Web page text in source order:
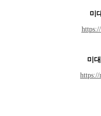
미
미
https://